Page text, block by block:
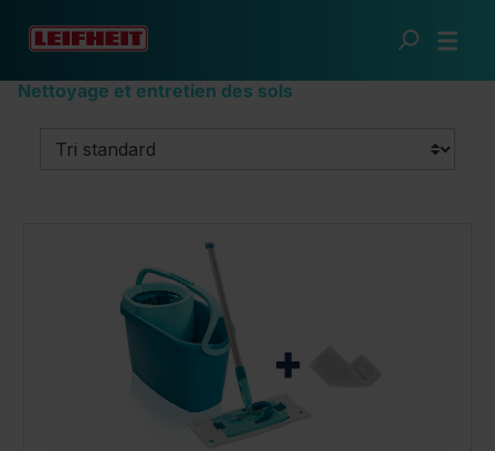
Passer au contenu principal
Nettoyage et entretien des sols